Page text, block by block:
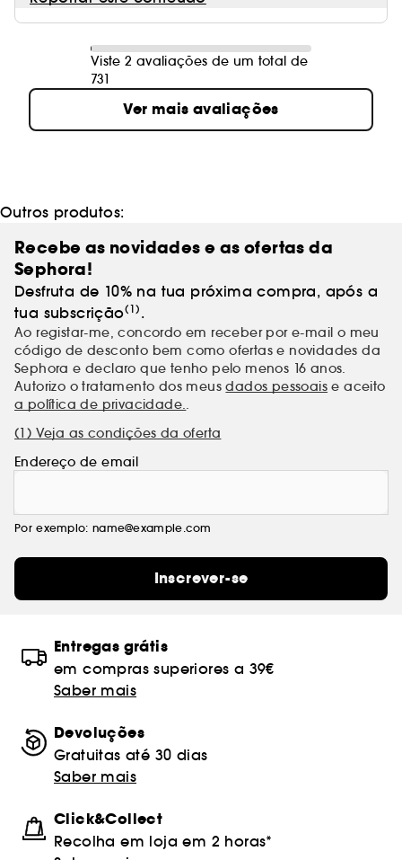
Viste 2 avaliações de um total de
731
Ver mais avaliações
Outros produtos:
Recebe as novidades e as ofertas da
Sephora!
Desfruta de 10% na tua próxima compra, após a
tua subscrição(1) .
Ao registar-me, concordo em receber por e-mail o meu
código de desconto bem como ofertas e novidades da
Sephora e declaro que tenho pelo menos 16 anos.
Autorizo o tratamento dos meusdados pessoais e aceito
a política de privacidade..
(1) Veja as condições da oferta
Endereço de email
Por exemplo: name@example.com
Inscrever-se
Entregas grátis
em compras superiores a 39€
Saber mais
Devoluções
Gratuitas até 30 dias
Saber mais
Click&Collect
Recolha em loja em 2 horas*